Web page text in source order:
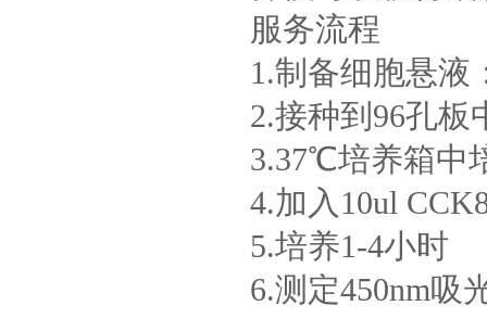
服务流程
1.制备细胞悬液
2.接种到96孔板
3.37℃培养箱中
4.加入10ul
5.培养1-4小时
6.测定450nm吸